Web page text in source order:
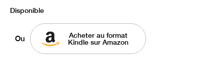
Disponible
Ou
Acheter au format
Kindle sur Amazon